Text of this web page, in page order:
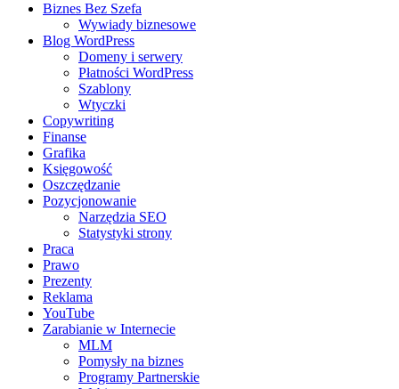
Biznes Bez Szefa
Wywiady biznesowe
Blog WordPress
Domeny i serwery
Płatności WordPress
Szablony
Wtyczki
Copywriting
Finanse
Grafika
Księgowość
Oszczędzanie
Pozycjonowanie
Narzędzia SEO
Statystyki strony
Praca
Prawo
Prezenty
Reklama
YouTube
Zarabianie w Internecie
MLM
Pomysły na biznes
Programy Partnerskie